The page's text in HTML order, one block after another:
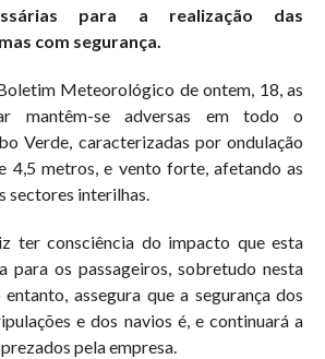
para a realização das
com segurança.
Meteorológico de ontem, 18, as
mantêm-se adversas em todo o
Verde, caracterizadas por ondulação
4,5 metros, e vento forte, afetando as
sectores interilhas.
ter consciência do impacto que esta
para os passageiros, sobretudo nesta
assegura que a segurança dos
e dos navios é, e continuará a
pela empresa.